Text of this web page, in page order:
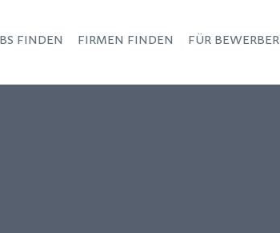
FINDEN FIRMEN FINDEN FÜR BEWERBER